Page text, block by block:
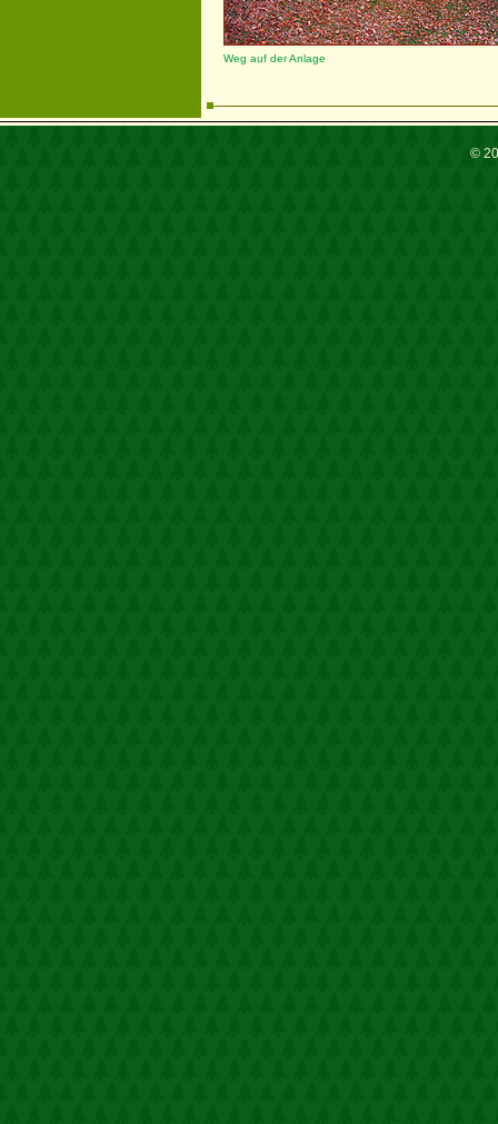
Weg auf der Anlage
©